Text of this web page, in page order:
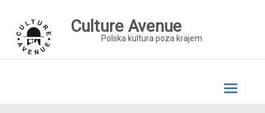
content
Culture Avenue
Polska kultura poza krajem